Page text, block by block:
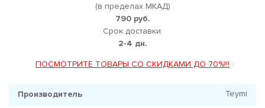
(в пределах МКАД)
790 руб.
Срок доставки:
2-4 дн.
ПОСМОТРИТЕ ТОВАРЫ СО СКИДКАМИ ДО 70%!!!
Производитель Teymi